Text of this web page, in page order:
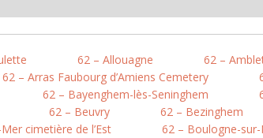
62 – Allouagne 62 –
62 – Arras Faubourg d’Amiens Cemetery
62 – Bayenghem-lès-Seninghem
62 – Beuvry 62 – Bezinghem
cimetière de l’Est 62 – Boulogne-